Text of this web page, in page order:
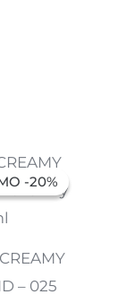
-20%
-20%
– 025
é:
€.